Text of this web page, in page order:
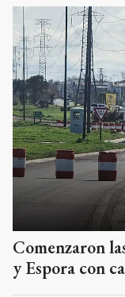
Comenzaron
y Espora con